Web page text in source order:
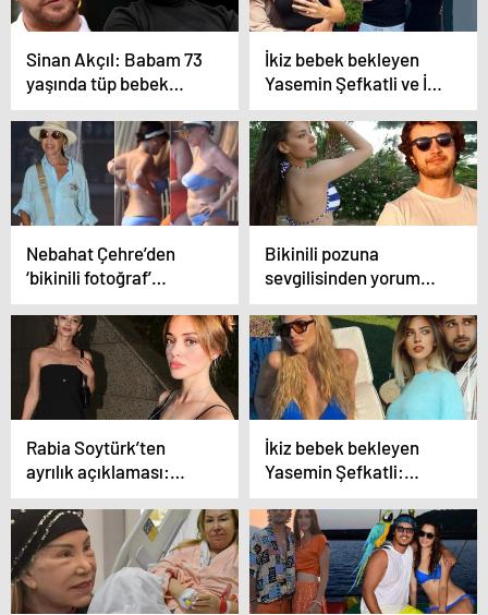
Sinan Akçıl: Babam 73
yaşında tüp bebek
yaptı
İkiz bebek bekleyen
Yasemin Şefkatli ve İdo
Tatlıses’ten ilk
paylaşım!
Nebahat Çehre’den
‘bikinili fotoğraf’
açıklaması
Bikinili pozuna
sevgilisinden yorum
gecikmedi: Çok
güzelsin aşkım,
silsene!
Rabia Soytürk’ten
ayrılık açıklaması:
Hayat koşturması
içinde birbirimizi
unutabiliriz!
İkiz bebek bekleyen
Yasemin Şefkatli:
Hamileliğim zor
geçiyor